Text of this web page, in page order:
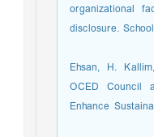
organizational
disclosure.
15. Ehsan, H.
OCED
Enhance